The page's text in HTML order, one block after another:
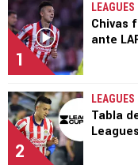
1
Chivas
ante
2
Tabla